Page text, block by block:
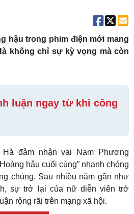
hậu trong phim điện mới mang
không chỉ sự kỳ vọng mà còn
luận ngay từ khi công
đảm nhận vai Nam Phương
hậu cuối cùng” nhanh chóng
chúng. Sau nhiều năm gần như
sự trở lại của nữ diễn viên trở
rộng rãi trên mạng xã hội.